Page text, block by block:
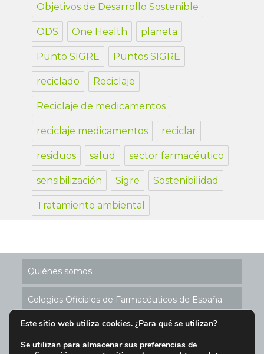
Objetivos de Desarrollo Sostenible
ODS One Health planeta
Punto SIGRE Puntos SIGRE
reciclado Reciclaje
Reciclaje de medicamentos
reciclaje medicamentos reciclar
residuos salud sector farmacéutico
sensibilización Sigre Sostenibilidad
Tratamiento ambiental
Quiénes somos
Colegios Oficiales de Farmacéuticos de España
Historia de los Puntos SIGRE
Este sitio web utiliza cookies. ¿Para qué se utilizan?
Se utilizan para almacenar sus preferencias de